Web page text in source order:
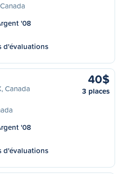
'08
d'évaluations
Canada
40$
3 places
'08
d'évaluations